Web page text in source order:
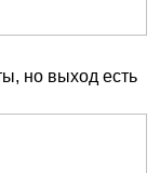
но выход есть